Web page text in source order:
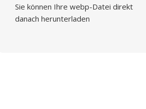
Sie können Ihre webp-Datei direkt
danach herunterladen